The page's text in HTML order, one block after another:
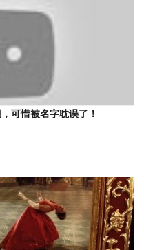
可惜被名字耽误了！